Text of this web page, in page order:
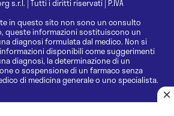
s.r.l. | Tutti i diritti riservati | P.IVA
in questo sito non sono un consulto
queste informazioni sostituiscono un
diagnosi formulata dal medico. Non si
disponibili come suggerimenti
diagnosi, la determinazione di un
o sospensione di un farmaco senza
di medicina generale o uno specialista.